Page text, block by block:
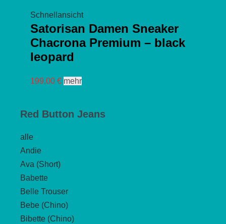
Schnellansicht
Satorisan Damen Sneaker
Chacrona Premium – black
leopard
199,00 € mehrDieses
Red Button Jeans
alle
Andie
Ava (Short)
Babette
Belle Trouser
Bebe (Chino)
Bibette (Chino)